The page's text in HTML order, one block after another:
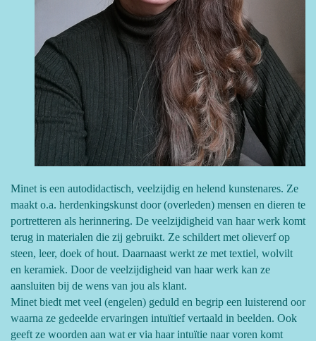
Minet is een autodidactisch, veelzijdig en helend kunstenares. Ze
maakt o.a. herdenkingskunst door (overleden) mensen en dieren te
portretteren als herinnering. De veelzijdigheid van haar werk komt
terug in materialen die zij gebruikt. Ze schildert met olieverf op
steen, leer, doek of hout. Daarnaast werkt ze met textiel, wolvilt
en keramiek. Door de veelzijdigheid van haar werk kan ze
aansluiten bij de wens van jou als klant.
Minet biedt met veel (engelen) geduld en begrip een luisterend oor
waarna ze gedeelde ervaringen intuïtief vertaald in beelden. Ook
geeft ze woorden aan wat er via haar intuïtie naar voren komt